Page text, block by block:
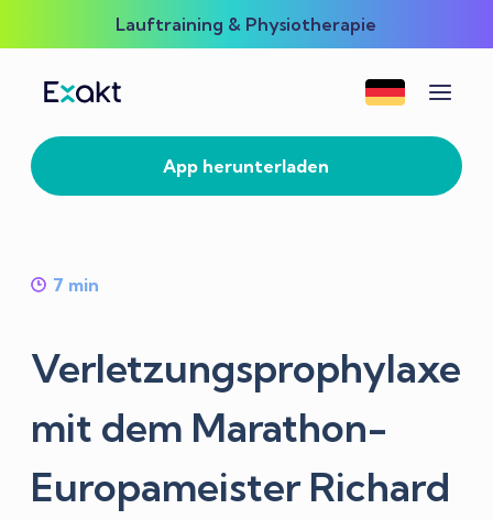
Lauftraining & Physiotherapie
App herunterladen
7 min
Verletzungsprophylaxe
mit dem Marathon-
Europameister Richard